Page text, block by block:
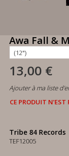
Awa Fall &
13,00 €
Ajouter à ma liste
CE PRODUIT N'EST
Tribe 84 Records
TEF12005